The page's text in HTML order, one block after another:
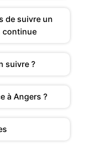
de suivre un
continue
suivre ?
à Angers ?